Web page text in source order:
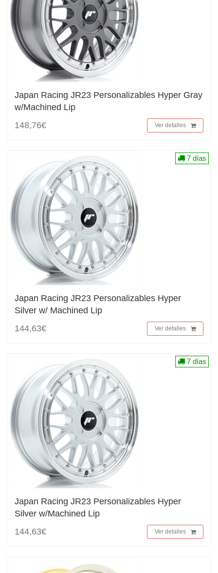
Japan Racing JR23 Personalizables Hyper Gray
w/Machined Lip
148,76€
Ver detalles
Japan Racing JR23 Personalizables Hyper
Silver w/ Machined Lip
144,63€
Ver detalles
7 días
Japan Racing JR23 Personalizables Hyper
Silver w/Machined Lip
144,63€
Ver detalles
7 días